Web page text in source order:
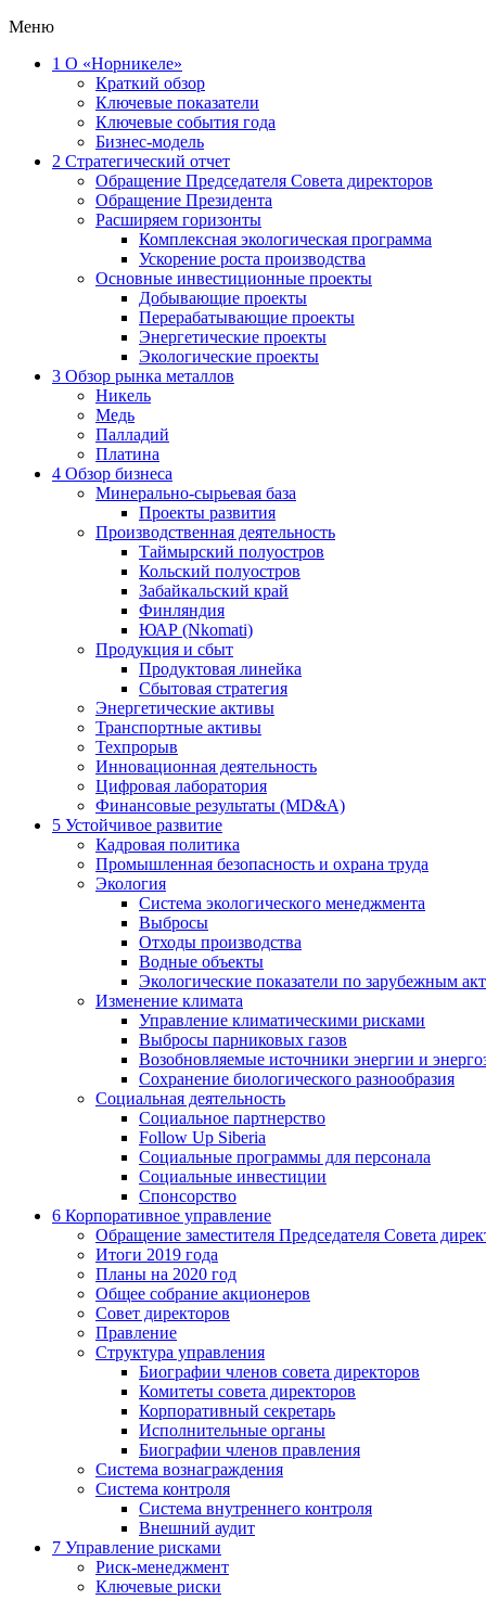
Меню
1 О «Норникеле»
Краткий обзор
Ключевые показатели
Ключевые события года
Бизнес-модель
2 Стратегический отчет
Обращение Председателя Совета директоров
Обращение Президента
Расширяем горизонты
Комплексная экологическая программа
Ускорение роста производства
Основные инвестиционные проекты
Добывающие проекты
Перерабатывающие проекты
Энергетические проекты
Экологические проекты
3 Обзор рынка металлов
Никель
Медь
Палладий
Платина
4 Обзор бизнеса
Минерально-сырьевая база
Проекты развития
Производственная деятельность
Таймырский полуостров
Кольский полуостров
Забайкальский край
Финляндия
ЮАР (Nkomati)
Продукция и сбыт
Продуктовая линейка
Сбытовая стратегия
Энергетические активы
Транспортные активы
Техпрорыв
Инновационная деятельность
Цифровая лаборатория
Финансовые результаты (MD&A)
5 Устойчивое развитие
Кадровая политика
Промышленная безопасность и охрана труда
Экология
Система экологического менеджмента
Выбросы
Отходы производства
Водные объекты
Экологические показатели по зарубежным
Изменение климата
Управление климатическими рисками
Выбросы парниковых газов
Возобновляемые источники энергии и
Сохранение биологического разнообразия
Социальная деятельность
Социальное партнерство
Follow Up Siberia
Социальные программы для персонала
Социальные инвестиции
Спонсорство
6 Корпоративное управление
Обращение заместителя Председателя Совета
Итоги 2019 года
Планы на 2020 год
Общее собрание акционеров
Совет директоров
Правление
Структура управления
Биографии членов совета директоров
Комитеты совета директоров
Корпоративный секретарь
Исполнительные органы
Биографии членов правления
Система вознаграждения
Система контроля
Система внутреннего контроля
Внешний аудит
7 Управление рисками
Риск-менеджмент
Ключевые риски